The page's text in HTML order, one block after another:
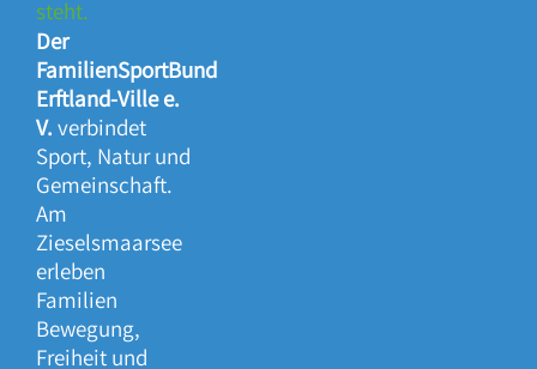
Der
FamilienSportBund
Erftland-Ville e.
V. verbindet
Sport, Natur und
Gemeinschaft.
Am
Zieselsmaarsee
erleben
Familien
Bewegung,
Freiheit und